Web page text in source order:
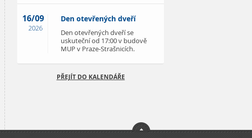
16/09
2026
Den otevřených dveří
Den otevřených dveří se
uskuteční od 17:00 v budově
MUP v Praze-Strašnicích.
PŘEJÍT DO KALENDÁŘE